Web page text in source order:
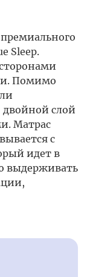
Sleep.
Помимо
слой
Матрас
с
идет в
выдерживать